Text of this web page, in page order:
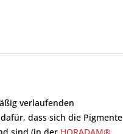
verlaufenden
dass sich die Pigmente